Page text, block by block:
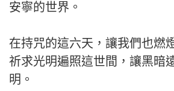
安寧的世界。
在持咒的這六天，讓我們也燃
祈求光明遍照這世間，讓黑暗
明。